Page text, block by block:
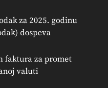
za 2025. godinu
dospeva
faktura za promet
valuti